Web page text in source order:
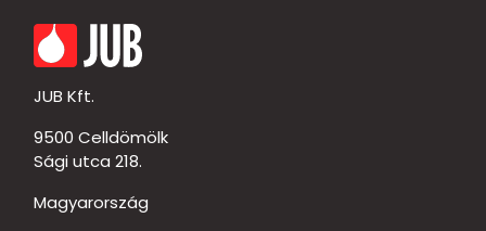
JUB Kft.
9500 Celldömölk
Sági utca 218.
Magyarország